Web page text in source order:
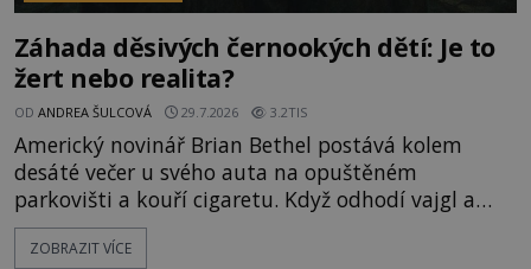
Záhada děsivých černookých dětí: Je to
žert nebo realita?
OD ANDREA ŠULCOVÁ 29.7.2026 3.2TIS
Americký novinář Brian Bethel postává kolem
desáté večer u svého auta na opuštěném
parkovišti a kouří cigaretu. Když odhodí vajgl a
chystá se nastoupit do auta, přijdou k němu dva
mladí chlapci, kterým může být okolo 14 let.
ZOBRAZIT VÍCE